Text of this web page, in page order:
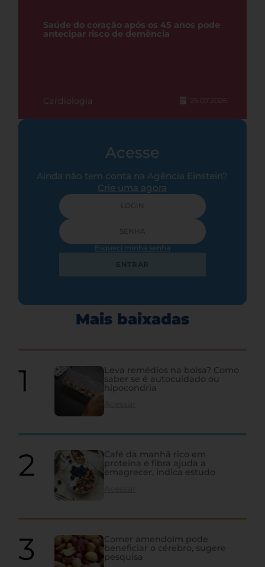
Saúde do coração após os 45 anos pode
antecipar risco de demência
Cardiologia 25.07.2026
Acesse
Ainda não tem conta na Agência Einstein?
Crie uma agora
Esqueci minha senha
ENTRAR
Mais baixadas
Leva remédios na bolsa? Como
saber se é autocuidado ou
hipocondria
Café da manhã rico em
proteína e fibra ajuda a
emagrecer, indica estudo
Comer amendoim pode
beneficiar o cérebro, sugere
pesquisa